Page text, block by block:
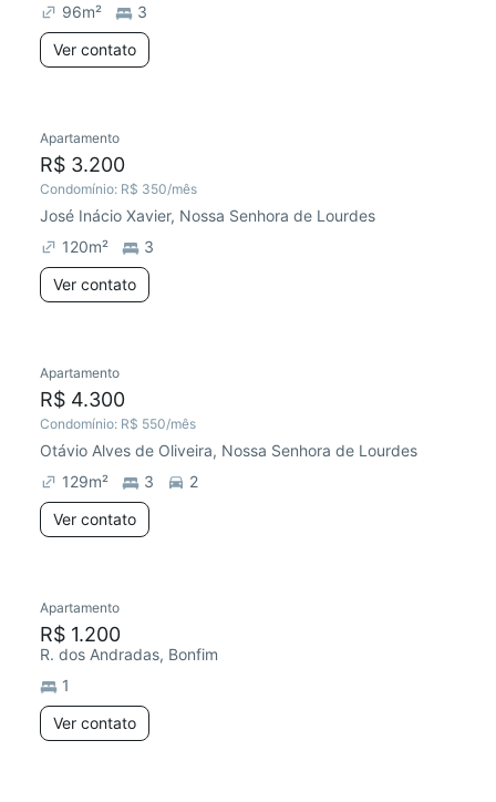
96m²
3
Ver contato
Apartamento
R$ 3.200
Condomínio: R$ 350/mês
José Inácio Xavier, Nossa Senhora de Lourdes
120m²
3
Ver contato
Apartamento
R$ 4.300
Condomínio: R$ 550/mês
Otávio Alves de Oliveira, Nossa Senhora de Lourdes
129m² 3
2
Ver contato
Apartamento
R$ 1.200
R. dos Andradas, Bonfim
1
Ver contato